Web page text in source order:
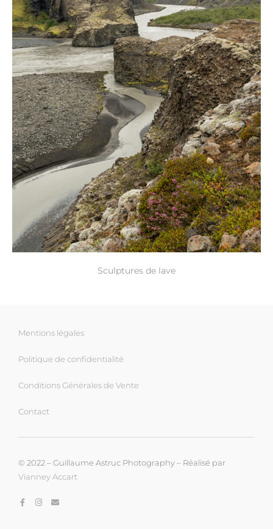
Sculptures de lave
Mentions légales
Politique de confidentialité
Conditions Générales de Vente
Contact
© 2022 – Guillaume Astruc Photography – Réalisé par
Vianney Accart